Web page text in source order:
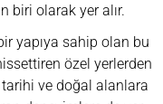
biri olarak yer alır.
yapıya sahip olan bu
özel yerlerden
ve doğal alanlara